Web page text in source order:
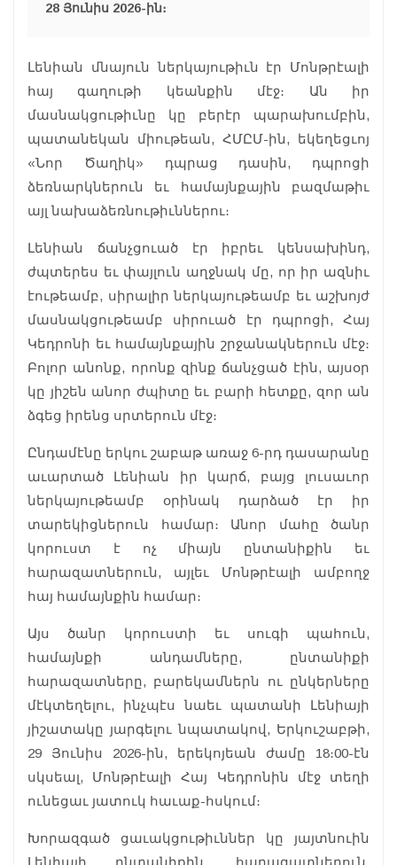
28 Յունիս 2026-ին։
Լենիան մնայուն ներկայութիւն էր Մոնթրէալի
հայ գաղութի կեանքին մէջ։ Ան իր
մասնակցութիւնը կը բերէր պարախումբին,
պատանեկան միութեան, ՀՄԸՄ-ին, եկեղեցւոյ
«Նոր Ծաղիկ» դպրաց դասին, դպրոցի
ձեռնարկներուն եւ համայնքային բազմաթիւ
այլ նախաձեռնութիւններու։
Լենիան ճանչցուած էր իբրեւ կենսախինդ,
ժպտերես եւ փայլուն աղջնակ մը, որ իր ազնիւ
էութեամբ, սիրալիր ներկայութեամբ եւ աշխոյժ
մասնակցութեամբ սիրուած էր դպրոցի, Հայ
Կեդրոնի եւ համայնքային շրջանակներուն մէջ։
Բոլոր անոնք, որոնք զինք ճանչցած էին, այսօր
կը յիշեն անոր ժպիտը եւ բարի հետքը, զոր ան
ձգեց իրենց սրտերուն մէջ։
Ընդամէնը երկու շաբաթ առաջ 6-րդ դասարանը
աւարտած Լենիան իր կարճ, բայց լուսաւոր
ներկայութեամբ օրինակ դարձած էր իր
տարեկիցներուն համար։ Անոր մահը ծանր
կորուստ է ոչ միայն ընտանիքին եւ
հարազատներուն, այլեւ Մոնթրէալի ամբողջ
հայ համայնքին համար։
Այս ծանր կորուստի եւ սուգի պահուն,
համայնքի անդամները, ընտանիքի
հարազատները, բարեկամներն ու ընկերները
մէկտեղելու, ինչպէս նաեւ պատանի Լենիայի
յիշատակը յարգելու նպատակով, Երկուշաբթի,
29 Յունիս 2026-ին, երեկոյեան ժամը 18։00-էն
սկսեալ, Մոնթրէալի Հայ Կեդրոնին մէջ տեղի
ունեցաւ յատուկ հաւաք-հսկում։
Խորազգած ցաւակցութիւններ կը յայտնուին